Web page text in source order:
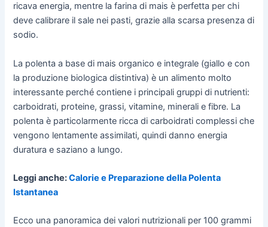
ricava energia, mentre la farina di mais è perfetta per chi
deve calibrare il sale nei pasti, grazie alla scarsa presenza di
sodio.
La polenta a base di mais organico e integrale (giallo e con
la produzione biologica distintiva) è un alimento molto
interessante perché contiene i principali gruppi di nutrienti:
carboidrati, proteine, grassi, vitamine, minerali e fibre. La
polenta è particolarmente ricca di carboidrati complessi che
vengono lentamente assimilati, quindi danno energia
duratura e saziano a lungo.
Leggi anche:Calorie e Preparazione della Polenta
Istantanea
Ecco una panoramica dei valori nutrizionali per 100 grammi